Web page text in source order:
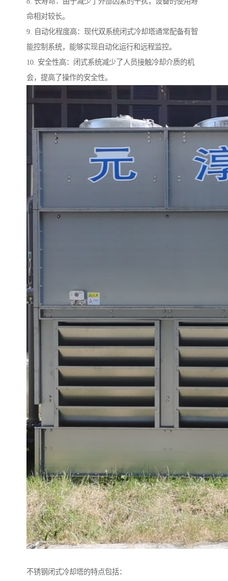
命相对较长。
9. 自动化程度高：现代双系统闭式冷却塔通常配备有智
能控制系统，能够实现自动化运行和远程监控。
10. 安全性高：闭式系统减少了人员接触冷却介质的机
会，提高了操作的安全性。
不锈钢闭式冷却塔的特点包括：